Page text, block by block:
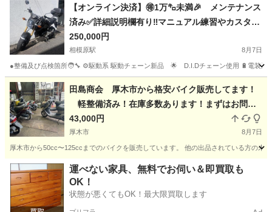
【オンライン決済】🉐1万㌔未満🎉 メンテナンス
済み✅️詳細説明欄有り‼️マニュアル練習やカスタム
ベースにぜひ🤩 JC61 グロム GROM MSX125
前期
250,000円
相模原駅 8月7日
●整備及び点検箇所🧑‍🔧 ⚙️駆動系 駆動チェーン新品 🌟 D.I.Dチェーン使用 🔋電装系
神奈川 相模原市 相模原駅 ホンダ
田島商会 厚木市から格安バイク販売してます！
軽整備済み！在庫多数あります！まずはお問い
合わせください♪
43,000円
厚木市 8月7日
厚木市から50cc〜125ccまでのバイクを販売しています。 他の出品されている方の未
神奈川 厚木市 ホンダ 新品
運べない家具、無料でお伺い＆即買取も
OK！
状態が悪くてもOK！最大限買取します